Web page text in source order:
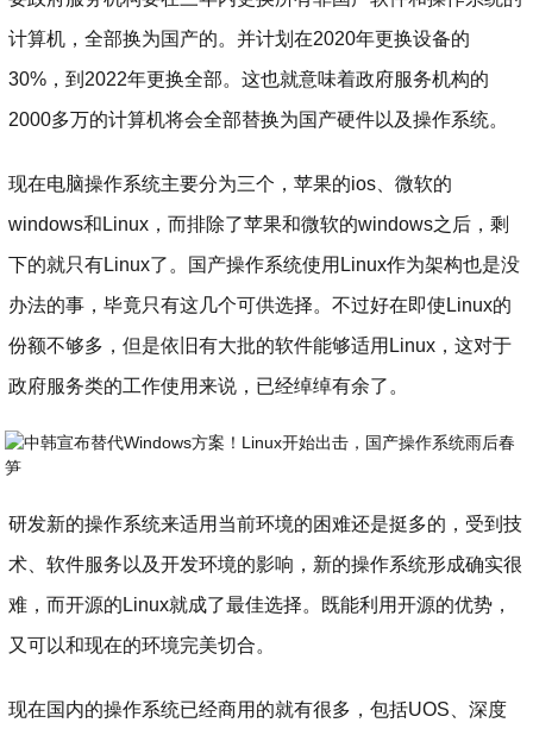
计算机，全部换为国产的。并计划在2020年更换设备的
30%，到2022年更换全部。这也就意味着政府服务机构的
2000多万的计算机将会全部替换为国产硬件以及操作系统。
现在电脑操作系统主要分为三个，苹果的ios、微软的
windows和Linux，而排除了苹果和微软的windows之后，剩
下的就只有Linux了。国产操作系统使用Linux作为架构也是没
办法的事，毕竟只有这几个可供选择。不过好在即使Linux的
份额不够多，但是依旧有大批的软件能够适用Linux，这对于
政府服务类的工作使用来说，已经绰绰有余了。
​研发新的操作系统来适用当前环境的困难还是挺多的，受到技
术、软件服务以及开发环境的影响，新的操作系统形成确实很
难，而开源的Linux就成了最佳选择。既能利用开源的优势，
又可以和现在的环境完美切合。
现在国内的操作系统已经商用的就有很多，包括UOS、深度